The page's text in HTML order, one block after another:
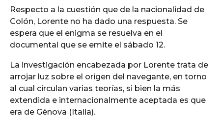
Respecto a la cuestión que de la nacionalidad de
Colón, Lorente no ha dado una respuesta. Se
espera que el enigma se resuelva en el
documental que se emite el sábado 12.
La investigación encabezada por Lorente trata de
arrojar luz sobre el origen del navegante, en torno
al cual circulan varias teorías, si bien la más
extendida e internacionalmente aceptada es que
era de Génova (Italia).